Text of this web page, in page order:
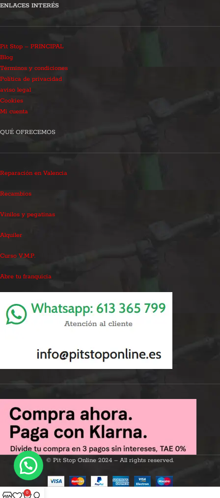
ENLACES INTERÉS
Pit Stop – PRINCIPAL
Blog
Términos y condiciones
Política de privacidad
aviso legal
Cookies
Mi cuenta
QUÉ OFRECEMOS
Reparación en Valencia
Recambios
Vinilos y pegatinas
Alquiler
Curso V.M.P.
Abre tu franquicia
© Pit Stop Online 2024 – All rights reserved.
0